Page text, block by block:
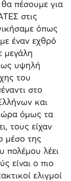
πέσουμε για
στις
όπως
έναν εχθρό
μεγάλη
υψηλή
του
στο
και
ώρα όμως τα
τους είχαν
μέσο της
πολέμου λέει
είναι ο πιο
ελιγμοί